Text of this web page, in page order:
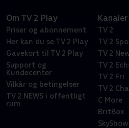
Om TV 2 Play
Priser og abonnement
Her kan du se TV 2 Play
Gavekort til TV 2 Play
Support og
Kundecenter
Vilkår og betingelser
TV 2 NEWS i offentligt
rum
Kanaler
TV 2
TV 2
TV 2
TV 2
TV 2 Fri
TV 2
C More
BritBox